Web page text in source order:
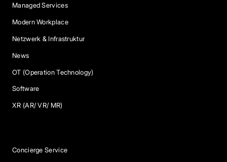
Managed Services
Modern Workplace
Netzwerk & Infrastruktur
News
OT (Operation Technology)
Software
XR (AR/ VR/ MR)
Concierge Service